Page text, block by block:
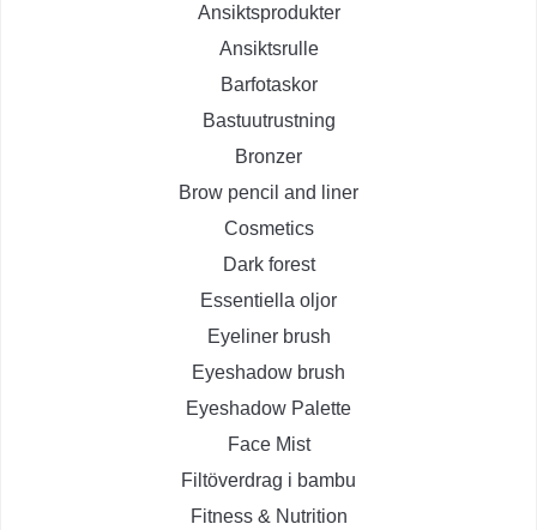
Ansiktsprodukter
Ansiktsrulle
Barfotaskor
Bastuutrustning
Bronzer
Brow pencil and liner
Cosmetics
Dark forest
Essentiella oljor
Eyeliner brush
Eyeshadow brush
Eyeshadow Palette
Face Mist
Filtöverdrag i bambu
Fitness & Nutrition